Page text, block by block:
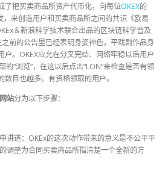
了把买卖商品所资产代币化，向每位OKEX的
，来创造用户和买卖商品所之间的共识《欧易
＆新浪科学技术联合出品的区块链科学普及
前的公告里已经表明身姿神色，平戏剧作品身
户。OKEX应允在分叉完结、网络牢稳以后用户
“浏览”，在这以后点击“LON”来检查是否有领
目也越多。有资格领取的用户。
站分为以下步骤：
讲道：OKEx的这次动作带来的意义是不公平平
调整为合同买卖商品所指清楚一个全新的方